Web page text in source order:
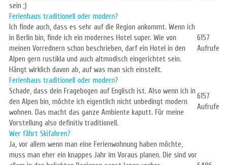
sein ;)
Ferienhaus traditionell oder modern?
Ich finde auch, dass es sehr auf die Region ankommt. Wenn ich
in Berlin bin, finde ich ein modernes Hotel super. Wie von
meinen Vorrednern schon beschrieben, darf ein Hotel in den
Alpen gern rustikla und auch altmodisch eingerichtet sein.
Hängt wirklich davon ab, auf was man sich einstellt.
6157
Aufrufe
Ferienhaus traditionell oder modern?
Schade, dass dein Fragebogen auf Englisch ist. Also wenn ich in
den Alpen bin, möchte ich eigentlich nicht unbedingt modern
wohnen. Das macht das ganze Ambiente kaputt. Für meine
Vorstellung also definitiv traditionell.
6157
Aufrufe
Wer fährt Skifahren?
Ja, vor allem wenn man eine Ferienwohnung haben möchte,
muss man eher ein knappes Jahr im Voraus planen. Die sind vor